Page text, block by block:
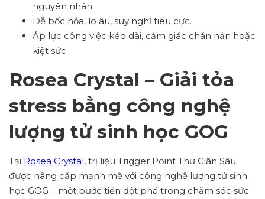
nguyên nhân.
Dễ bốc hỏa, lo âu, suy nghĩ tiêu cực.
Áp lực công việc kéo dài, cảm giác chán nản hoặc
kiệt sức.
Rosea Crystal – Giải tỏa
stress bằng công nghệ
lượng tử sinh học GOG
Tại Rosea Crystal, trị liệu Trigger Point Thư Giãn Sâu
được nâng cấp mạnh mẽ với công nghệ lượng tử sinh
học GOG – một bước tiến đột phá trong chăm sóc sức